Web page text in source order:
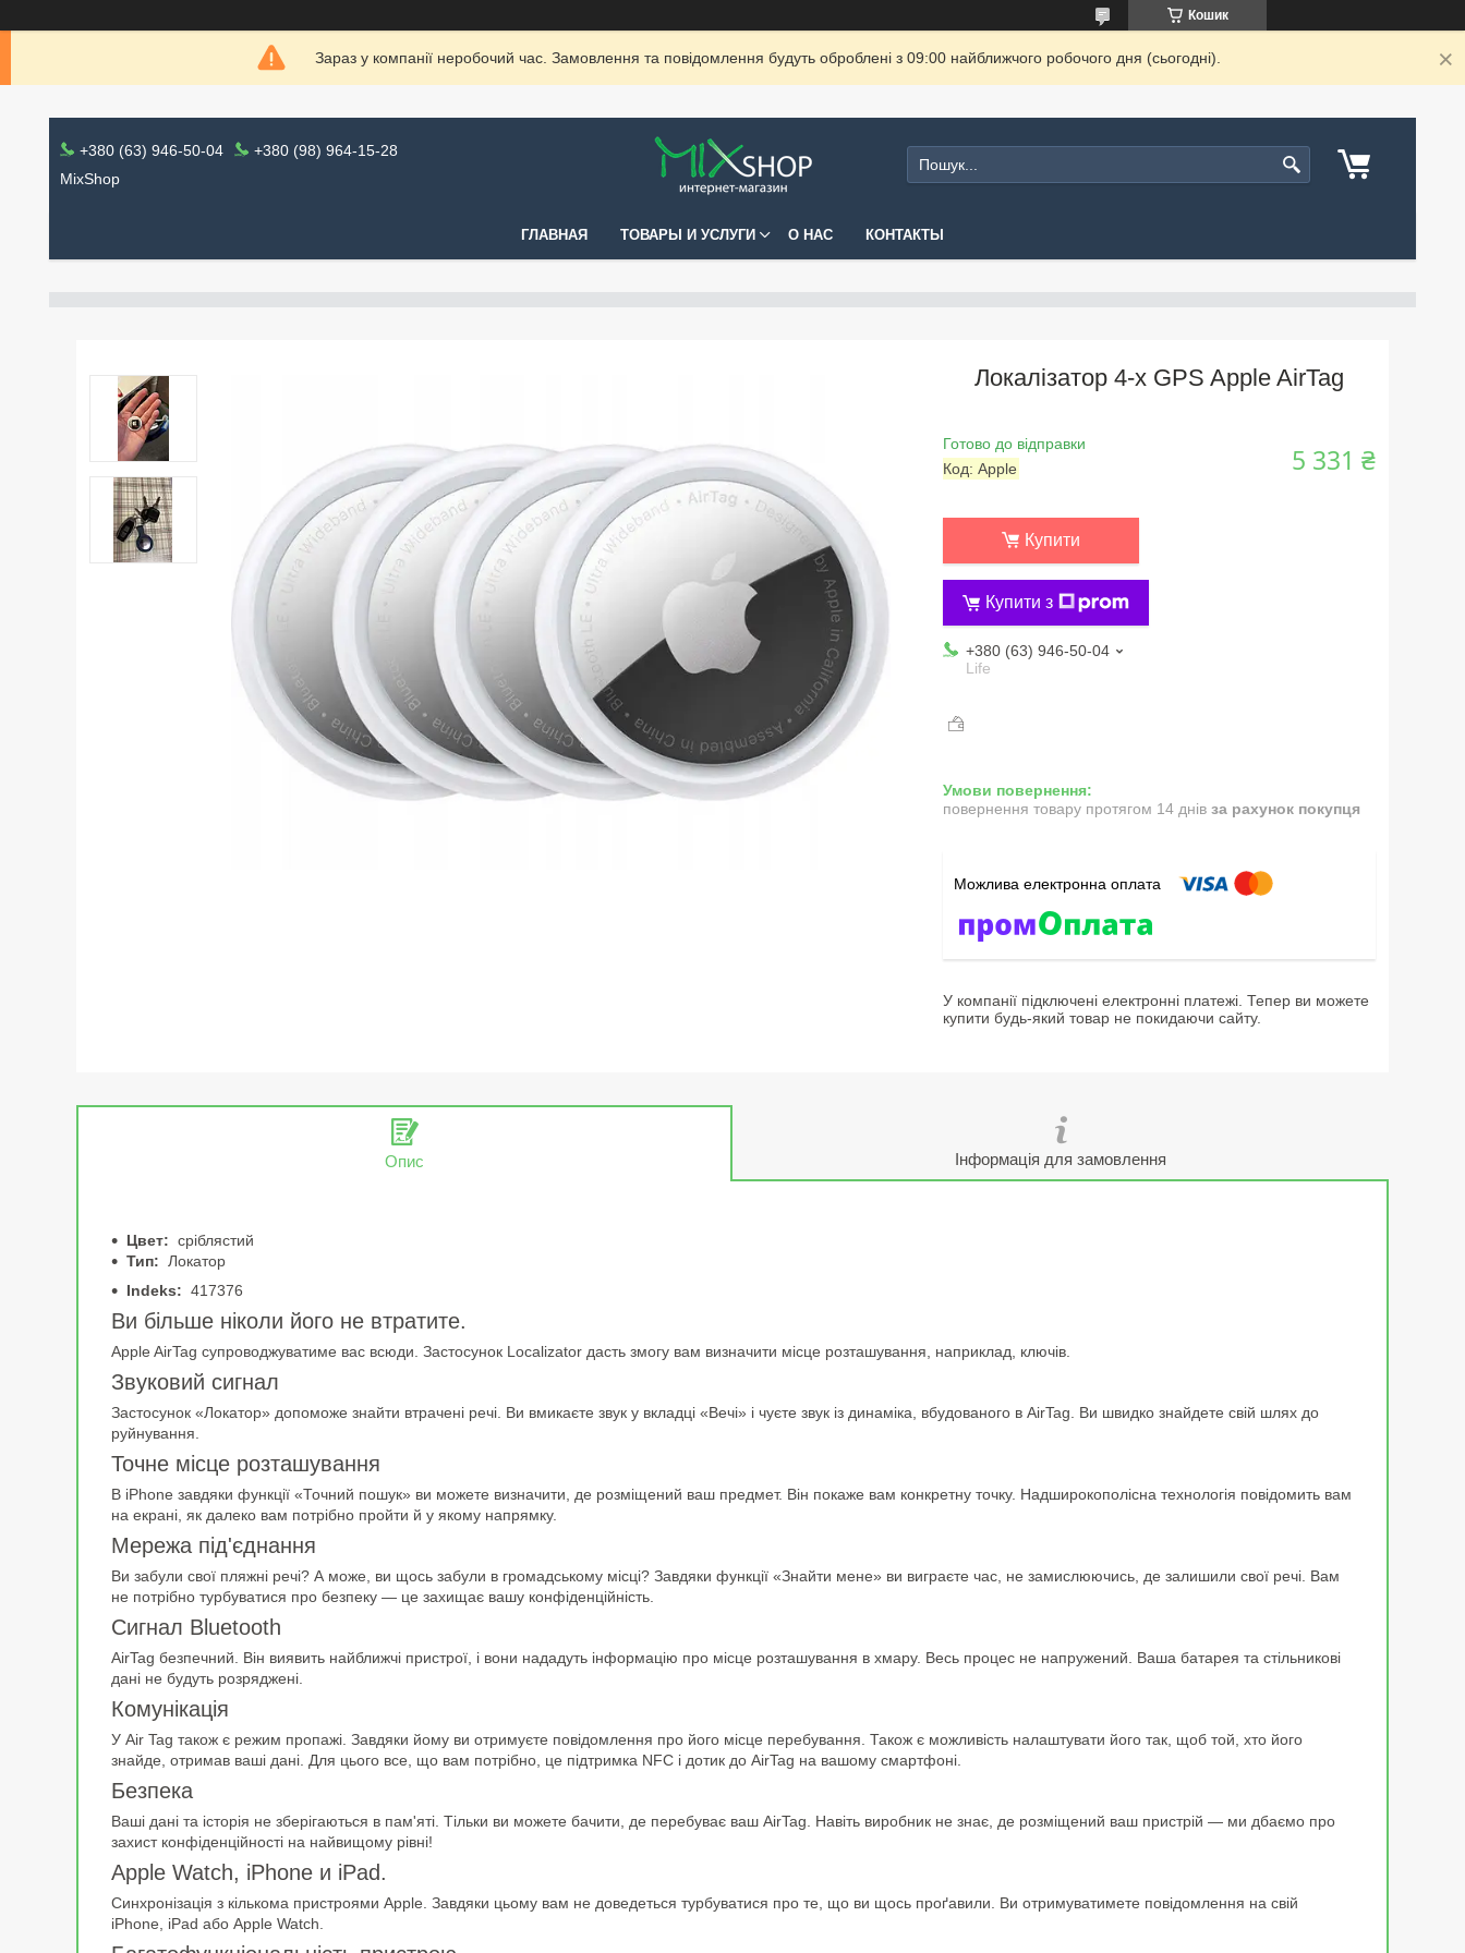
Кошик
Зараз у компанії неробочий час. Замовлення та повідомлення будуть оброблені з 09:00 найближчого робочого дня (сьогодні).
+380 (63) 946-50-04
+380 (98) 964-15-28
MixShop
ГЛАВНАЯ ТОВАРЫ И УСЛУГИ О НАС КОНТАКТЫ
Локалізатор 4-х GPS Apple AirTag
Готово до відправки
Код: Apple 5 331 ₴
Купити
Купити з
+380 (63) 946-50-04
Life
повернення товару протягом 14 днів за рахунок покупця
У компанії підключені електронні платежі. Тепер ви можете
купити будь-який товар не покидаючи сайту.
Опис Інформація для замовлення
Цвет: сріблястий
Тип: Локатор
Indeks: 417376
Ви більше ніколи його не втратите.
Apple AirTag супроводжуватиме вас всюди. Застосунок Localizator дасть змогу вам визначити місце розташування, наприклад, ключів.
Звуковий сигнал
Застосунок «Локатор» допоможе знайти втрачені речі. Ви вмикаєте звук у вкладці «Вечі» і чуєте звук із динаміка, вбудованого в AirTag. Ви швидко знайдете свій шлях до
руйнування.
Точне місце розташування
В iPhone завдяки функції «Точний пошук» ви можете визначити, де розміщений ваш предмет. Він покаже вам конкретну точку. Надширокополісна технологія повідомить вам
на екрані, як далеко вам потрібно пройти й у якому напрямку.
Мережа під'єднання
Ви забули свої пляжні речі? А може, ви щось забули в громадському місці? Завдяки функції «Знайти мене» ви виграєте час, не замислюючись, де залишили свої речі. Вам
не потрібно турбуватися про безпеку — це захищає вашу конфіденційність.
Сигнал Bluetooth
AirTag безпечний. Він виявить найближчі пристрої, і вони нададуть інформацію про місце розташування в хмару. Весь процес не напружений. Ваша батарея та стільникові
дані не будуть розряджені.
Комунікація
У Air Tag також є режим пропажі. Завдяки йому ви отримуєте повідомлення про його місце перебування. Також є можливість налаштувати його так, щоб той, хто його
знайде, отримав ваші дані. Для цього все, що вам потрібно, це підтримка NFC і дотик до AirTag на вашому смартфоні.
Безпека
Ваші дані та історія не зберігаються в пам'яті. Тільки ви можете бачити, де перебуває ваш AirTag. Навіть виробник не знає, де розміщений ваш пристрій — ми дбаємо про
захист конфіденційності на найвищому рівні!
Apple Watch, iPhone и iPad.
Синхронізація з кількома пристроями Apple. Завдяки цьому вам не доведеться турбуватися про те, що ви щось проґавили. Ви отримуватимете повідомлення на свій
iPhone, iPad або Apple Watch.